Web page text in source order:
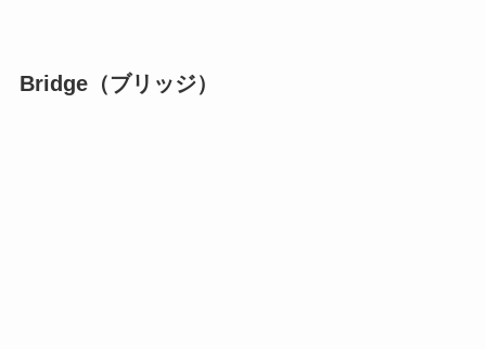
Bridge（ブリッジ）